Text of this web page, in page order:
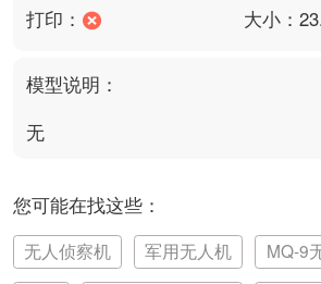
打印：
大小：
模型说明：
无
您可能在找这些：
无人侦察机 军用无人机 MQ-9